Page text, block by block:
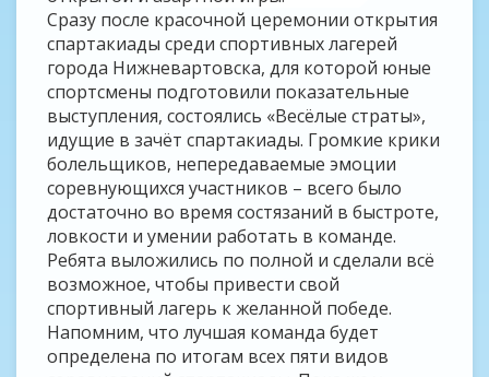
Сразу после красочной церемонии открытия
спартакиады среди спортивных лагерей
города Нижневартовска, для которой юные
спортсмены подготовили показательные
выступления, состоялись «Весёлые страты»,
идущие в зачёт спартакиады. Громкие крики
болельщиков, непередаваемые эмоции
соревнующихся участников – всего было
достаточно во время состязаний в быстроте,
ловкости и умении работать в команде.
Ребята выложились по полной и сделали всё
возможное, чтобы привести свой
спортивный лагерь к желанной победе.
Напомним, что лучшая команда будет
определена по итогам всех пяти видов